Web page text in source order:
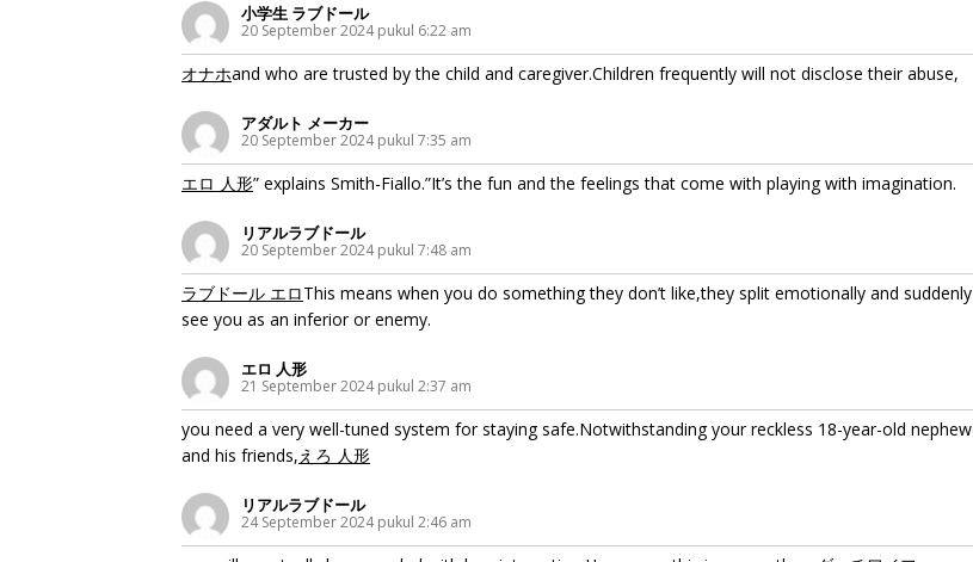
小学生 ラブドール
20 September 2024 pukul 6:22 am
オナホand who are trusted by the child and caregiver.Children frequently will not disclose their abuse,
アダルト メーカー
20 September 2024 pukul 7:35 am
エロ 人形” explains Smith-Fiallo.”It’s the fun and the feelings that come with playing with imagination.
リアルラブドール
20 September 2024 pukul 7:48 am
ラブドール エロThis means when you do something they don’t like,they split emotionally and suddenly
see you as an inferior or enemy.
エロ 人形
21 September 2024 pukul 2:37 am
you need a very well-tuned system for staying safe.Notwithstanding your reckless 18-year-old nephew
and his friends,えろ 人形
リアルラブドール
24 September 2024 pukul 2:46 am